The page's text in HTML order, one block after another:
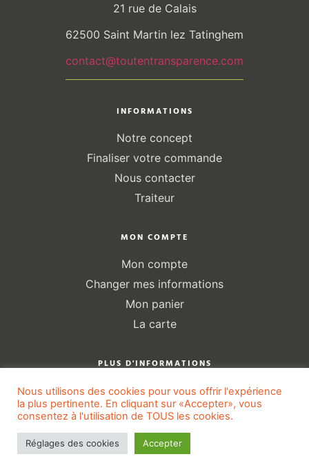
21 rue de Calais
62500 Saint Martin lez Tatinghem
contact@toutentransparence.com
INFORMATIONS
Notre concept
Finaliser votre commande
Nous contacter
Traiteur
MON COMPTE
Mon compte
Changer mes informations
Mon panier
La carte
PLUS D'INFORMATIONS
Mentions légales
Politique de confidentialité
Gestion des cookies
Conditions générales de ventes
Nous utilisons des cookies pour vous offrir l'expérience
la plus pertinente. En cliquant sur «Accepter», vous
consentez à l'utilisation de TOUS les cookies.
Réglages des cookies Accepter